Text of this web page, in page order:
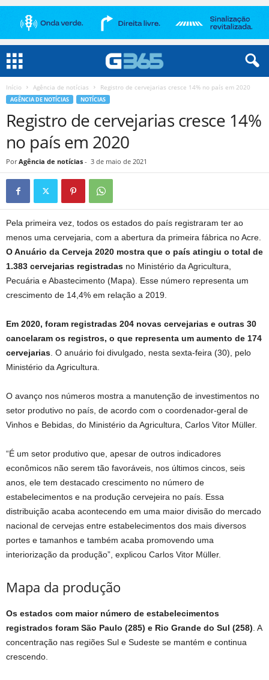
Início Agência de notícias Registro de cervejarias cresce 14% no país em 2020
AGÊNCIA DE NOTÍCIAS NOTÍCIAS
Registro de cervejarias cresce 14%
no país em 2020
Por Agência de notícias - 3 de maio de 2021
Pela primeira vez, todos os estados do país registraram ter ao
menos uma cervejaria, com a abertura da primeira fábrica no Acre.
O Anuário da Cerveja 2020 mostra que o país atingiu o total de
1.383 cervejarias registradas no Ministério da Agricultura,
Pecuária e Abastecimento (Mapa). Esse número representa um
crescimento de 14,4% em relação a 2019.
Em 2020, foram registradas 204 novas cervejarias e outras 30
cancelaram os registros, o que representa um aumento de 174
cervejarias . O anuário foi divulgado, nesta sexta-feira (30), pelo
Ministério da Agricultura.
O avanço nos números mostra a manutenção de investimentos no
setor produtivo no país, de acordo com o coordenador-geral de
Vinhos e Bebidas, do Ministério da Agricultura, Carlos Vitor Müller.
“É um setor produtivo que, apesar de outros indicadores
econômicos não serem tão favoráveis, nos últimos cincos, seis
anos, ele tem destacado crescimento no número de
estabelecimentos e na produção cervejeira no país. Essa
distribuição acaba acontecendo em uma maior divisão do mercado
nacional de cervejas entre estabelecimentos dos mais diversos
portes e tamanhos e também acaba promovendo uma
interiorização da produção”, explicou Carlos Vitor Müller.
Mapa da produção
Os estados com maior número de estabelecimentos
registrados foram São Paulo (285) e Rio Grande do Sul (258) . A
concentração nas regiões Sul e Sudeste se mantém e continua
crescendo.